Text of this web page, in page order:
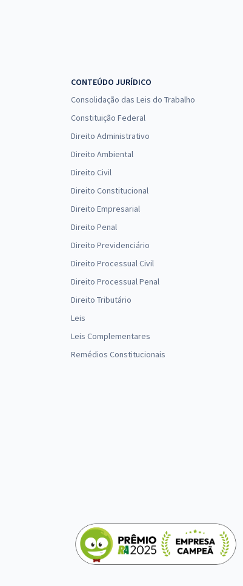
CONTEÚDO JURÍDICO
Consolidação das Leis do Trabalho
Constituição Federal
Direito Administrativo
Direito Ambiental
Direito Civil
Direito Constitucional
Direito Empresarial
Direito Penal
Direito Previdenciário
Direito Processual Civil
Direito Processual Penal
Direito Tributário
Leis
Leis Complementares
Remédios Constitucionais